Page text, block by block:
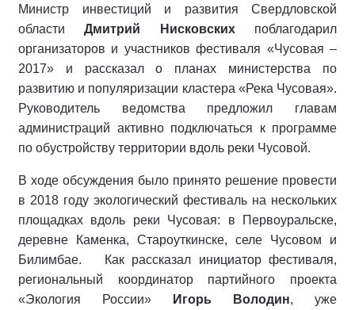
Министр инвестиций и развития Свердловской
областиДмитрий Нисковскихпоблагодарил
организаторов и участников фестиваля «Чусовая –
2017» и рассказал о планах министерства по
развитию и популяризации кластера «Река Чусовая».
Руководитель ведомства предложил главам
администраций активно подключаться к программе
по обустройству территории вдоль реки Чусовой.
В ходе обсуждения было принято решение провести
в 2018 году экологический фестиваль на нескольких
площадках вдоль реки Чусовая: в Первоуральске,
деревне Каменка, Староуткинске, селе Чусовом и
Билимбае. Как рассказал инициатор фестиваля,
региональный координатор партийного проекта
«Экология России»
Игорь Володин, уже